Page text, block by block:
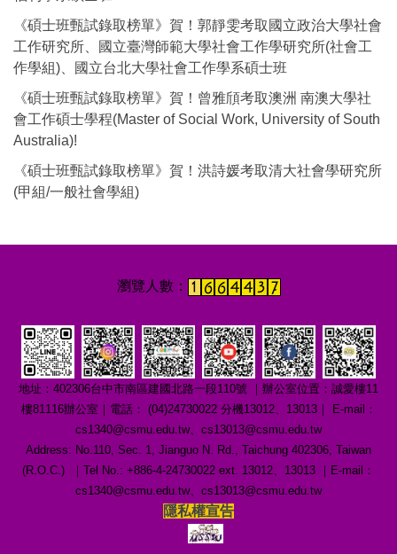
《碩士班甄試錄取榜單》賀！郭靜雯考取國立政治大學社會
工作研究所、國立臺灣師範大學社會工作學研究所(社會工
作學組)、國立台北大學社會工作學系碩士班
《碩士班甄試錄取榜單》賀！曾雅頎考取澳洲 南澳大學社
會工作碩士學程(Master of Social Work, University of South
Australia)!
《碩士班甄試錄取榜單》賀！洪詩媛考取清大社會學研究所
(甲組/一般社會學組)
地址：402306台中市南區建國北路一段110號 ｜辦公室位置：誠愛樓11
樓81116辦公室｜電話： (04)24730022 分機13012、13013｜ E-mail：
cs1340@csmu.edu.tw、cs13013@csmu.edu.tw
Address: No.110, Sec. 1, Jianguo N. Rd., Taichung 402306, Taiwan
(R.O.C.) ｜Tel No.: +886-4-24730022 ext. 13012、13013 ｜E-mail：
cs1340@csmu.edu.tw、cs13013@csmu.edu.tw
隱私權宣告